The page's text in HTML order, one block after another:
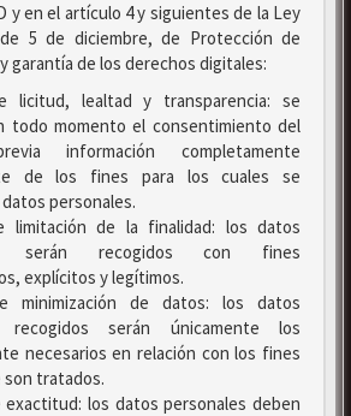
y en el artículo 4 y siguientes de la Ley
de 5 de diciembre, de Protección de
garantía de los derechos digitales:
licitud, lealtad y transparencia: se
todo momento el consentimiento del
información completamente
de los fines para los cuales se
personales.
limitación de la finalidad: los datos
serán recogidos con fines
explícitos y legítimos.
minimización de datos: los datos
recogidos serán únicamente los
necesarios en relación con los fines
son tratados.
exactitud: los datos personales deben